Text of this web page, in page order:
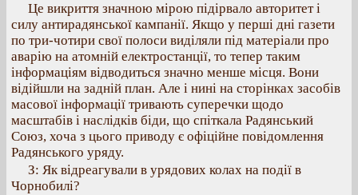
Це викриття значною мірою підірвало авторитет і
силу антирадянської кампанії. Якщо у перші дні газети
по три-чотири свої полоси виділяли під матеріали про
аварію на атомній електростанції, то тепер таким
інформаціям відводиться значно менше місця. Вони
відійшли на задній план. Але і нині на сторінках засобів
масової інформації тривають суперечки щодо
масштабів і наслідків біди, що спіткала Радянський
Союз, хоча з цього приводу є офіційне повідомлення
Радянського уряду.
З: Як відреагували в урядових колах на події в
Чорнобилі?